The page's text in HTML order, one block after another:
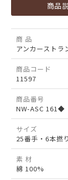
商品
商 品
アンカースト
商品コード
11597
商品番号
NW-ASC 161◆
サイズ
25番手・6本撚
素 材
綿 100%